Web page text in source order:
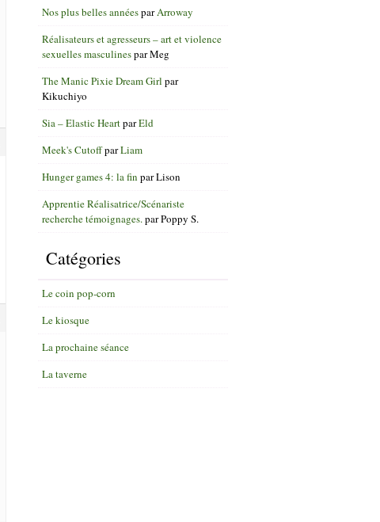
Nos plus belles annéesparArroway
Réalisateurs et agresseurs – art et violence
sexuelles masculinesparMeg
The Manic Pixie Dream Girl par
Kikuchiyo
Sia – Elastic HeartparEld
Meek's CutoffparLiam
Hunger games 4: la fin parLison
Apprentie Réalisatrice/Scénariste
recherche témoignages. parPoppy S.
Catégories
Le coin pop-corn
Le kiosque
La prochaine séance
La taverne